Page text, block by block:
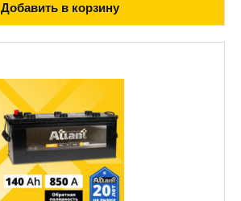
Добавить в корзину